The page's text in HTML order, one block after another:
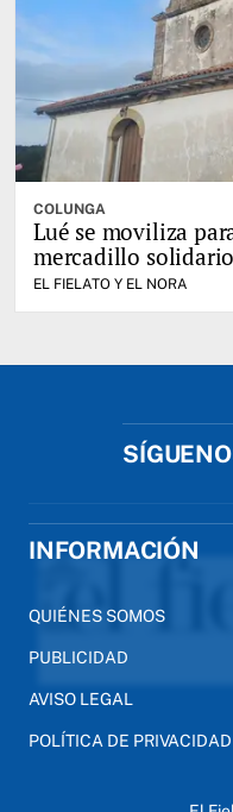
COLUNGA
Lué se moviliza
mercadillo solidario
EL FIELATO Y EL NORA
INFORMACIÓN
QUIÉNES SOMOS
PUBLICIDAD
AVISO LEGAL
POLÍTICA DE PRIVACIDAD